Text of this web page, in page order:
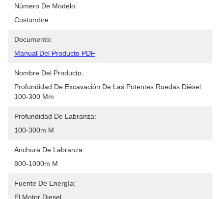
Número De Modelo:
Costumbre
Documento:
Manual Del Producto PDF
Nombre Del Producto:
Profundidad De Excavación De Las Potentes Ruedas Diésel
100-300 Mm
Profundidad De Labranza:
100-300m M
Anchura De Labranza:
800-1000m M
Fuente De Energía:
El Motor Diesel